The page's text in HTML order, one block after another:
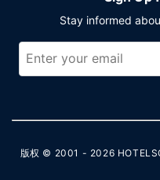
Stay informed
版权 © 2001 - 2026